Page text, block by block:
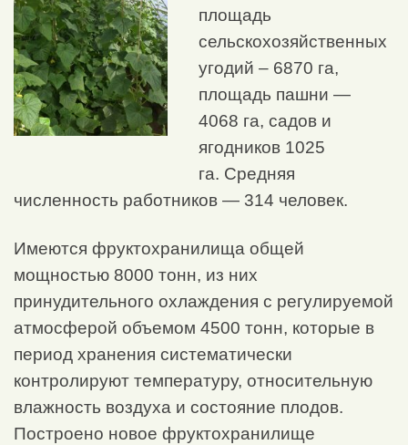
площадь
сельскохозяйственных
угодий – 6870 га,
площадь пашни —
4068 га, садов и
ягодников 1025
га. Средняя
численность работников — 314 человек.
Имеются фруктохранилища общей
мощностью 8000 тонн, из них
принудительного охлаждения с регулируемой
атмосферой объемом 4500 тонн, которые в
период хранения систематически
контролируют температуру, относительную
влажность воздуха и состояние плодов.
Построено новое фруктохранилище